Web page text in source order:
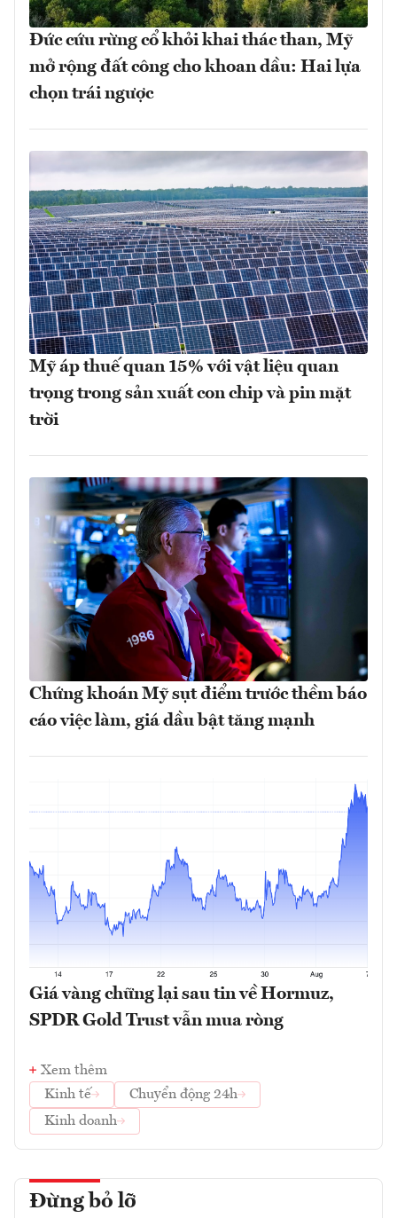
Đức cứu rừng cổ khỏi khai thác than, Mỹ
mở rộng đất công cho khoan dầu: Hai lựa
chọn trái ngược
Mỹ áp thuế quan 15% với vật liệu quan
trọng trong sản xuất con chip và pin mặt
trời
Chứng khoán Mỹ sụt điểm trước thềm báo
cáo việc làm, giá dầu bật tăng mạnh
Giá vàng chững lại sau tin về Hormuz,
SPDR Gold Trust vẫn mua ròng
Xem thêm
Kinh tế
Chuyển động 24h
Kinh doanh
Đừng bỏ lỡ